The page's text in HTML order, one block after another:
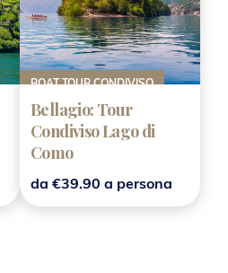
BOAT TOUR CONDIVISO
Bellagio: Tour
Condiviso Lago di
Como
da €39.90 a persona